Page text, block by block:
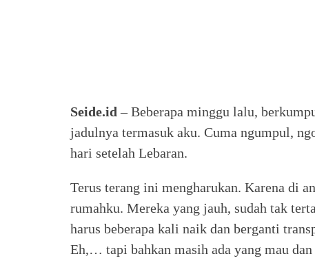
Seide.id – Beberapa minggu lalu,
jadulnya termasuk aku. Cuma ngumpul,
hari setelah Lebaran.
Terus terang ini mengharukan. Karena di
rumahku. Mereka yang jauh, sudah tak
harus beberapa kali naik dan berganti
Eh,… tapi bahkan masih ada yang mau dan